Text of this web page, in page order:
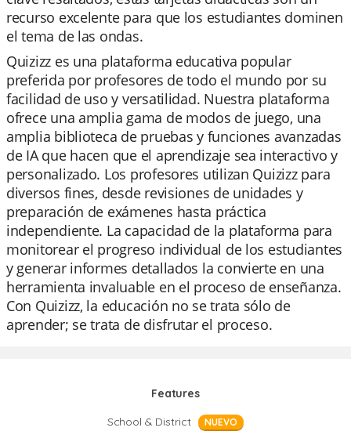
recurso excelente para que los estudiantes dominen
el tema de las ondas.
Quizizz es una plataforma educativa popular
preferida por profesores de todo el mundo por su
facilidad de uso y versatilidad. Nuestra plataforma
ofrece una amplia gama de modos de juego, una
amplia biblioteca de pruebas y funciones avanzadas
de IA que hacen que el aprendizaje sea interactivo y
personalizado. Los profesores utilizan Quizizz para
diversos fines, desde revisiones de unidades y
preparación de exámenes hasta práctica
independiente. La capacidad de la plataforma para
monitorear el progreso individual de los estudiantes
y generar informes detallados la convierte en una
herramienta invaluable en el proceso de enseñanza.
Con Quizizz, la educación no se trata sólo de
aprender; se trata de disfrutar el proceso.
Features
School & District
NUEVO